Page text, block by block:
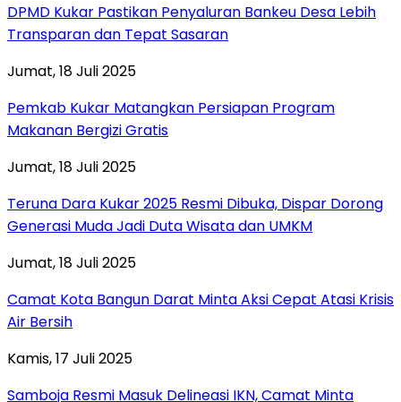
DPMD Kukar Pastikan Penyaluran Bankeu Desa Lebih
Transparan dan Tepat Sasaran
Jumat, 18 Juli 2025
Pemkab Kukar Matangkan Persiapan Program
Makanan Bergizi Gratis
Jumat, 18 Juli 2025
Teruna Dara Kukar 2025 Resmi Dibuka, Dispar Dorong
Generasi Muda Jadi Duta Wisata dan UMKM
Jumat, 18 Juli 2025
Camat Kota Bangun Darat Minta Aksi Cepat Atasi Krisis
Air Bersih
Kamis, 17 Juli 2025
Samboja Resmi Masuk Delineasi IKN, Camat Minta